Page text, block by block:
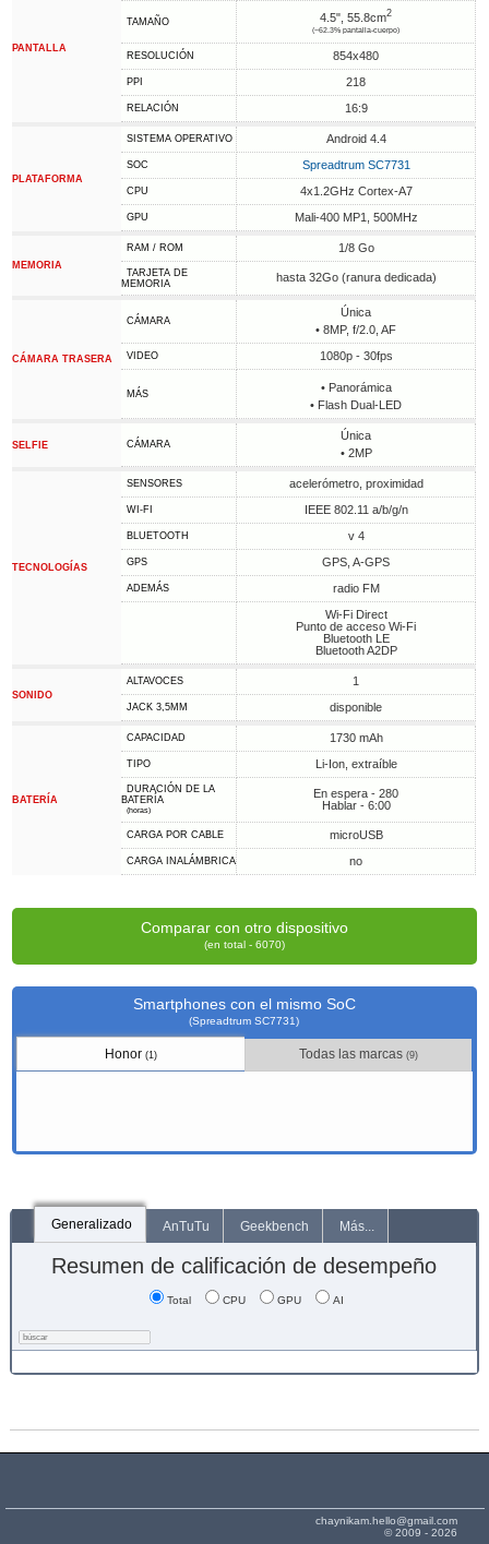
PANTALLA
TAMAÑO 4.5", 55.8cm2
(~62.3% pantalla-cuerpo)
RESOLUCIÓN 854x480
PPI 218
RELACIÓN 16:9
PLATAFORMA
SISTEMA OPERATIVO Android 4.4
SOC Spreadtrum SC7731
CPU 4x1.2GHz Cortex-A7
GPU Mali-400 MP1, 500MHz
MEMORIA
RAM / ROM 1/8 Go
TARJETA DE
MEMORIA
hasta 32Go (ranura dedicada)
CÁMARA TRASERA
CÁMARA
Única
• 8MP, f/2.0, AF
VIDEO 1080p - 30fps
MÁS
• Panorámica
• Flash Dual-LED
SELFIE CÁMARA
Única
• 2MP
TECNOLOGÍAS
SENSORES acelerómetro, proximidad
WI-FI IEEE 802.11 a/b/g/n
BLUETOOTH v 4
GPS GPS, A-GPS
ADEMÁS
radio FM
Wi-Fi Direct
Punto de acceso Wi-Fi
Bluetooth LE
Bluetooth A2DP
SONIDO
ALTAVOCES 1
JACK 3,5MM disponible
BATERÍA
CAPACIDAD 1730 mAh
TIPO Li-Ion, extraíble
DURACIÓN DE LA
BATERÍA
(horas)
En espera - 280
Hablar - 6:00
CARGA POR CABLE microUSB
CARGA INALÁMBRICA no
Comparar con otro dispositivo
(en total - 6070)
Smartphones con el mismo SoC
(Spreadtrum SC7731)
Honor(1) Todas las marcas(9)
Generalizado AnTuTu Geekbench Más...
Resumen de calificación de desempeño
Total CPU GPU AI
chaynikam.hello@gmail.com
© 2009 - 2026